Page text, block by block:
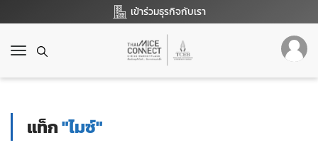
เข้าร่วมธุรกิจกับเรา
T
g
แท็ก"ไมซ์"